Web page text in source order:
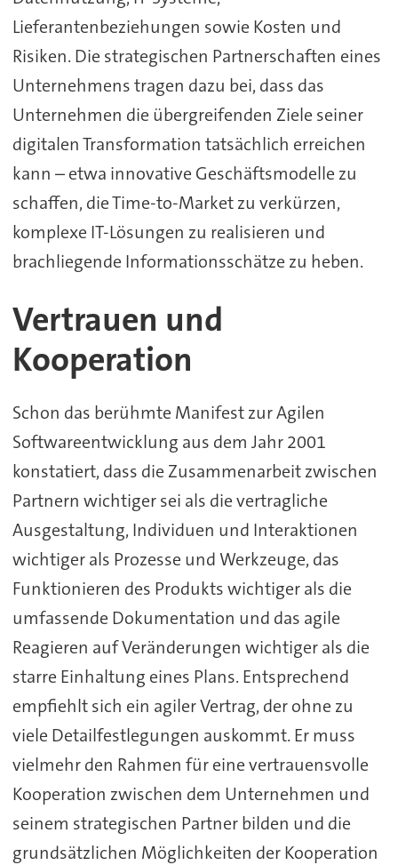
Lieferantenbeziehungen sowie Kosten und
Risiken. Die strategischen Partnerschaften eines
Unternehmens tragen dazu bei, dass das
Unternehmen die übergreifenden Ziele seiner
digitalen Transformation tatsächlich erreichen
kann – etwa innovative Geschäftsmodelle zu
schaffen, die Time-to-Market zu verkürzen,
komplexe IT-Lösungen zu realisieren und
brachliegende Informationsschätze zu heben.
Vertrauen und
Kooperation
Schon das berühmte Manifest zur Agilen
Softwareentwicklung aus dem Jahr 2001
konstatiert, dass die Zusammenarbeit zwischen
Partnern wichtiger sei als die vertragliche
Ausgestaltung, Individuen und Interaktionen
wichtiger als Prozesse und Werkzeuge, das
Funktionieren des Produkts wichtiger als die
umfassende Dokumentation und das agile
Reagieren auf Veränderungen wichtiger als die
starre Einhaltung eines Plans. Entsprechend
empfiehlt sich ein agiler Vertrag, der ohne zu
viele Detailfestlegungen auskommt. Er muss
vielmehr den Rahmen für eine vertrauensvolle
Kooperation zwischen dem Unternehmen und
seinem strategischen Partner bilden und die
grundsätzlichen Möglichkeiten der Kooperation